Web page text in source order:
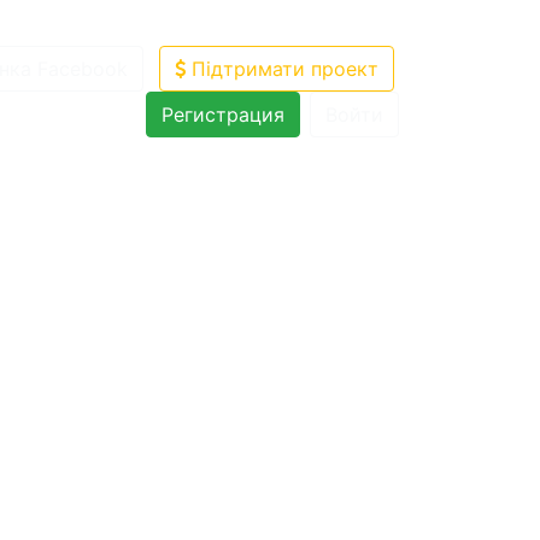
Підтримати проект
Регистрация